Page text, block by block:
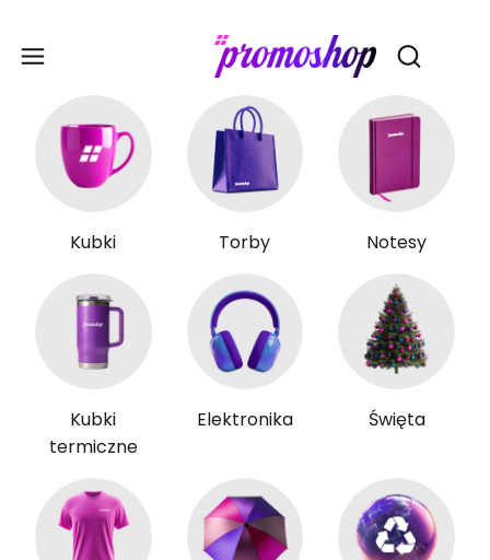
Otwórz
Kubki Torby Notesy
Kubki
termiczne
Elektronika Święta